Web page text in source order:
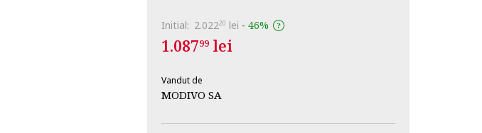
Initial: 2.02220 lei - 46%
1.08799lei
Vandut de
MODIVO SA